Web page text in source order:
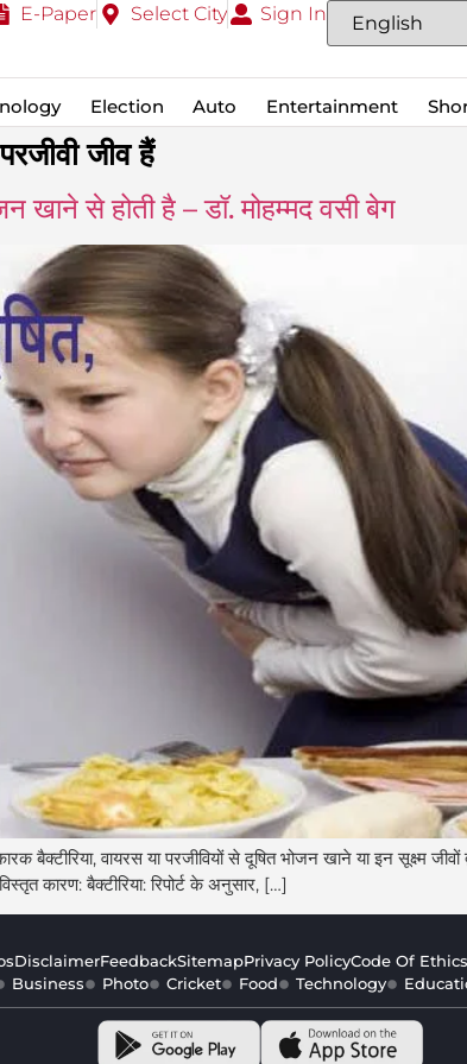
E-Paper Select City Sign In
Election Auto Entertainment
जीव हैं
खाने से होती है – डॉ. मोहम्मद वसी बेग
वायरस या परजीवियों से दूषित भोजन खाने या इन सूक्ष्म जीवों
कारण: बैक्टीरिया: रिपोर्ट के अनुसार, […]
DisclaimerFeedbackSitemapPrivacy PolicyCode Of Ethics
Business Photo Cricket Food Technology